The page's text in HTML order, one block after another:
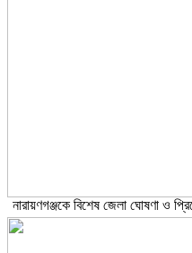
নারায়ণগঞ্জকে বিশেষ জেলা ঘোষণা ও